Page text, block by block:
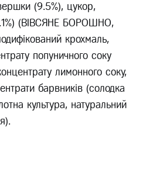
(9.5%), цукор,
(ВІВСЯНЕ БОРОШНО,
крохмаль,
попуничного соку
лимонного соку,
барвників (солодка
культура, натуральний